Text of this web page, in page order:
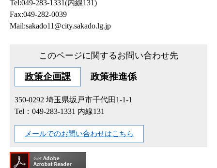
Tel:049-283-1331(内線131)
Fax:049-282-0039
Mail:sakado11@city.sakado.lg.jp
このページに関するお問い合わせ先
政策企画課 政策推進係
350-0292 埼玉県坂戸市千代田1-1-1
Tel：049-283-1331 内線131
メールでのお問い合わせはこちら